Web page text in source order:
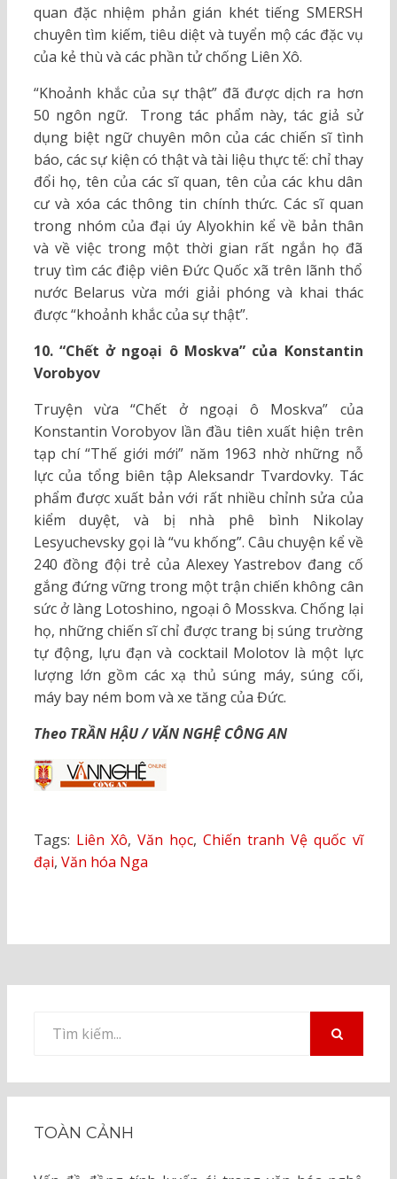
quan đặc nhiệm phản gián khét tiếng SMERSH
chuyên tìm kiếm, tiêu diệt và tuyển mộ các đặc vụ
của kẻ thù và các phần tử chống Liên Xô.
“Khoảnh khắc của sự thật” đã được dịch ra hơn
50 ngôn ngữ. Trong tác phẩm này, tác giả sử
dụng biệt ngữ chuyên môn của các chiến sĩ tình
báo, các sự kiện có thật và tài liệu thực tế: chỉ thay
đổi họ, tên của các sĩ quan, tên của các khu dân
cư và xóa các thông tin chính thức. Các sĩ quan
trong nhóm của đại úy Alyokhin kể về bản thân
và về việc trong một thời gian rất ngắn họ đã
truy tìm các điệp viên Đức Quốc xã trên lãnh thổ
nước Belarus vừa mới giải phóng và khai thác
được “khoảnh khắc của sự thật”.
10. “Chết ở ngoại ô Moskva” của Konstantin
Vorobyov
Truyện vừa “Chết ở ngoại ô Moskva” của
Konstantin Vorobyov lần đầu tiên xuất hiện trên
tạp chí “Thế giới mới” năm 1963 nhờ những nỗ
lực của tổng biên tập Aleksandr Tvardovky. Tác
phẩm được xuất bản với rất nhiều chỉnh sửa của
kiểm duyệt, và bị nhà phê bình Nikolay
Lesyuchevsky gọi là “vu khống”. Câu chuyện kể về
240 đồng đội trẻ của Alexey Yastrebov đang cố
gắng đứng vững trong một trận chiến không cân
sức ở làng Lotoshino, ngoại ô Mosskva. Chống lại
họ, những chiến sĩ chỉ được trang bị súng trường
tự động, lựu đạn và cocktail Molotov là một lực
lượng lớn gồm các xạ thủ súng máy, súng cối,
máy bay ném bom và xe tăng của Đức.
Theo TRẦN HẬU / VĂN NGHỆ CÔNG AN
Tags: Liên Xô, Văn học,Chiến tranh Vệ quốc vĩ
đại, Văn hóa Nga
kiếm
TOÀN CẢNH